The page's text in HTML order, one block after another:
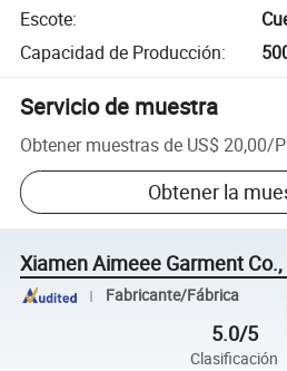
Escote:
Capacidad de Producción:
Servicio de muestra
Obtener muestras de US$ 20,00/
Obtener la
Xiamen Aimeee Garment
Fabricante/Fábrica
5.0/5
Clasificación